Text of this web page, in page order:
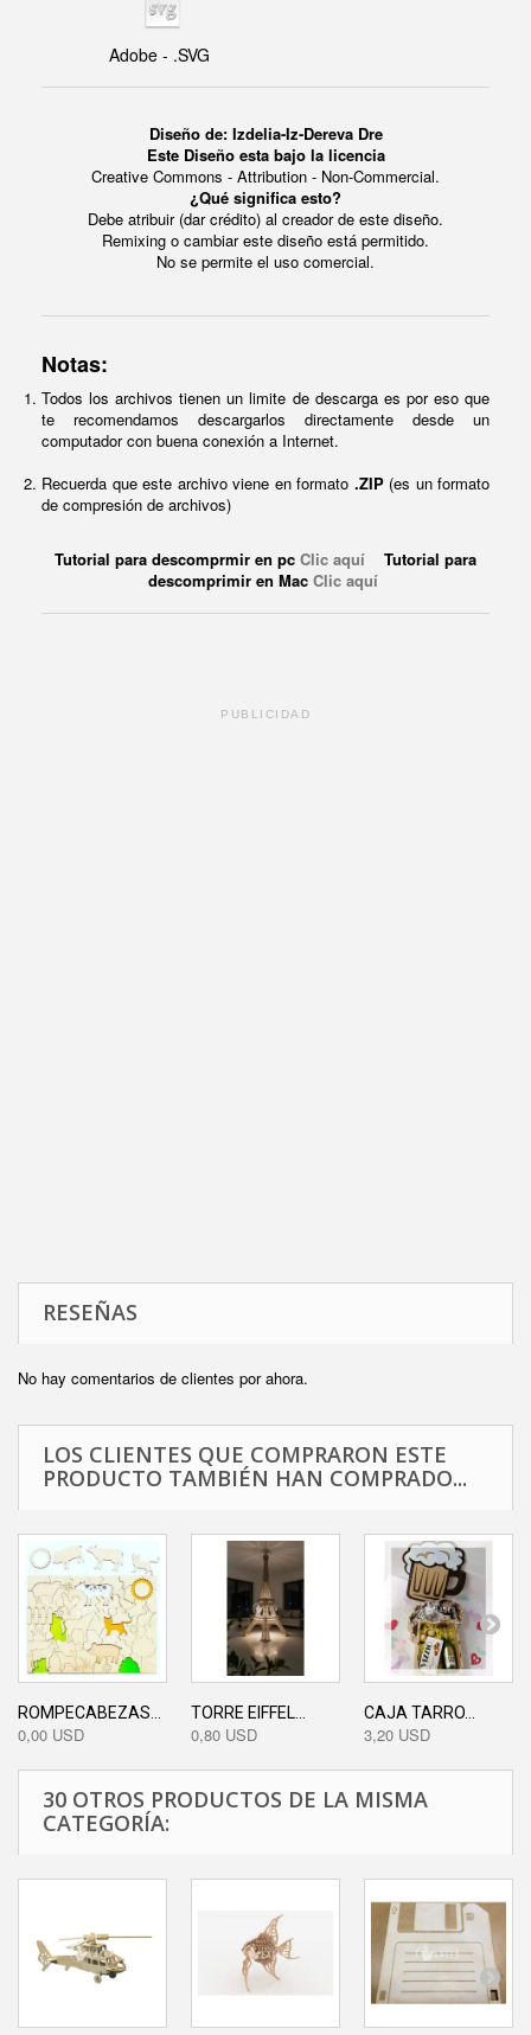
Adobe - .SVG
Diseño de: Izdelia-Iz-Dereva Dre
Este Diseño esta bajo la licencia
Creative Commons - Attribution - Non-Commercial.
¿Qué significa esto?
Debe atribuir (dar crédito) al creador de este diseño.
Remixing o cambiar este diseño está permitido.
No se permite el uso comercial.
Notas:
Todos los archivos tienen un limite de descarga es por eso que
te recomendamos descargarlos directamente desde un
computador con buena conexión a Internet.
Recuerda que este archivo viene en formato .ZIP(es un formato
de compresión de archivos)
Tutorial para descomprmir en pc Clic aquí Tutorial para
descomprimir en Mac Clic aquí
PUBLICIDAD
RESEÑAS
No hay comentarios de clientes por ahora.
LOS CLIENTES QUE COMPRARON ESTE
PRODUCTO TAMBIÉN HAN COMPRADO...
ROMPECABEZAS...
0,00 USD
TORRE EIFFEL...
0,80 USD
CAJA TARRO...
3,20 USD
30 OTROS PRODUCTOS DE LA MISMA
CATEGORÍA: